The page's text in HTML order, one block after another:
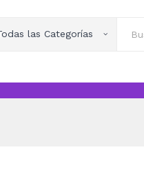
las Categorías